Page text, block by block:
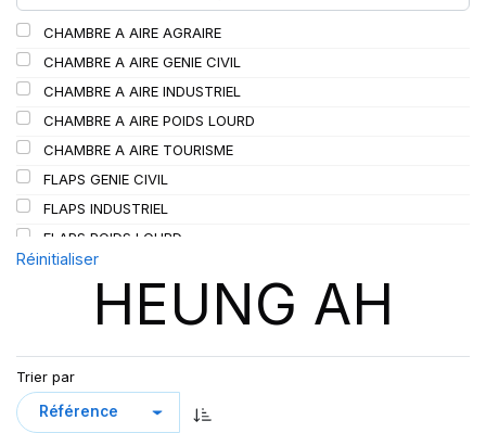
STICA (3)
(24)
CHAMBRE A AIRE AGRAIRE
CHAMBRE A AIRE GENIE CIVIL
CHAMBRE A AIRE INDUSTRIEL
CHAMBRE A AIRE POIDS LOURD
CHAMBRE A AIRE TOURISME
FLAPS GENIE CIVIL
FLAPS INDUSTRIEL
FLAPS POIDS LOURD
Réinitialiser
HEUNG AH
Trier par